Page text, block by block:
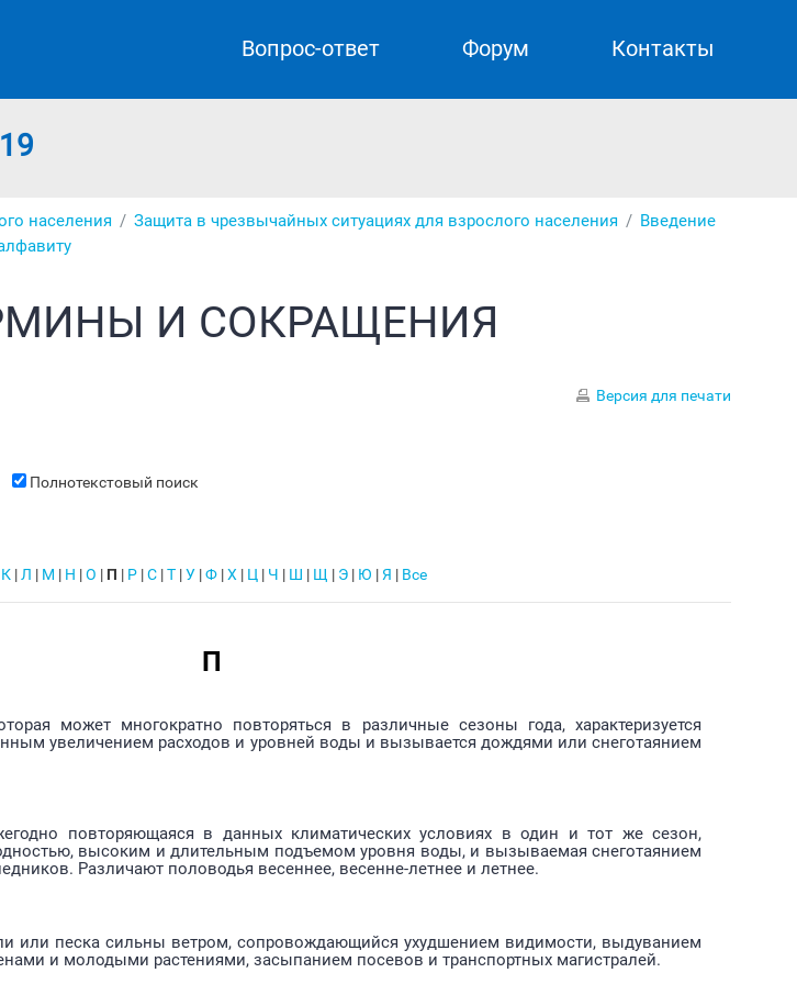
Вопрос-ответ Форум Контакты
населения Защита в чрезвычайных ситуациях для взрослого населения
Введение
И СОКРАЩЕНИЯ
Версия для печати
Полнотекстовый поиск
К | Л | М | Н |О | П | Р |С |Т |У |Ф |Х | Ц | Ч | Ш | Щ | Э | Ю | Я | Все
П
может многократно повторяться в различные сезоны года, характеризуется
увеличением расходов и уровней воды и вызывается дождями или снеготаянием
повторяющаяся в данных климатических условиях в один и тот же сезон,
высоким и длительным подъемом уровня воды, и вызываемая снеготаянием
Различают половодья весеннее, весенне-летнее и летнее.
или песка сильны ветром, сопровождающийся ухудшением видимости, выдуванием
и молодыми растениями, засыпанием посевов и транспортных магистралей.